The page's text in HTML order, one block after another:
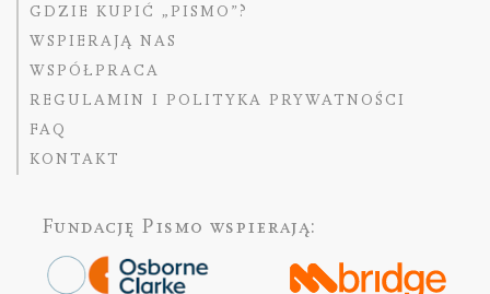
GDZIE KUPIĆ „PISMO”?
WSPIERAJĄ NAS
WSPÓŁPRACA
REGULAMIN I POLITYKA PRYWATNOŚCI
FAQ
KONTAKT
Fundację Pismo wspierają: